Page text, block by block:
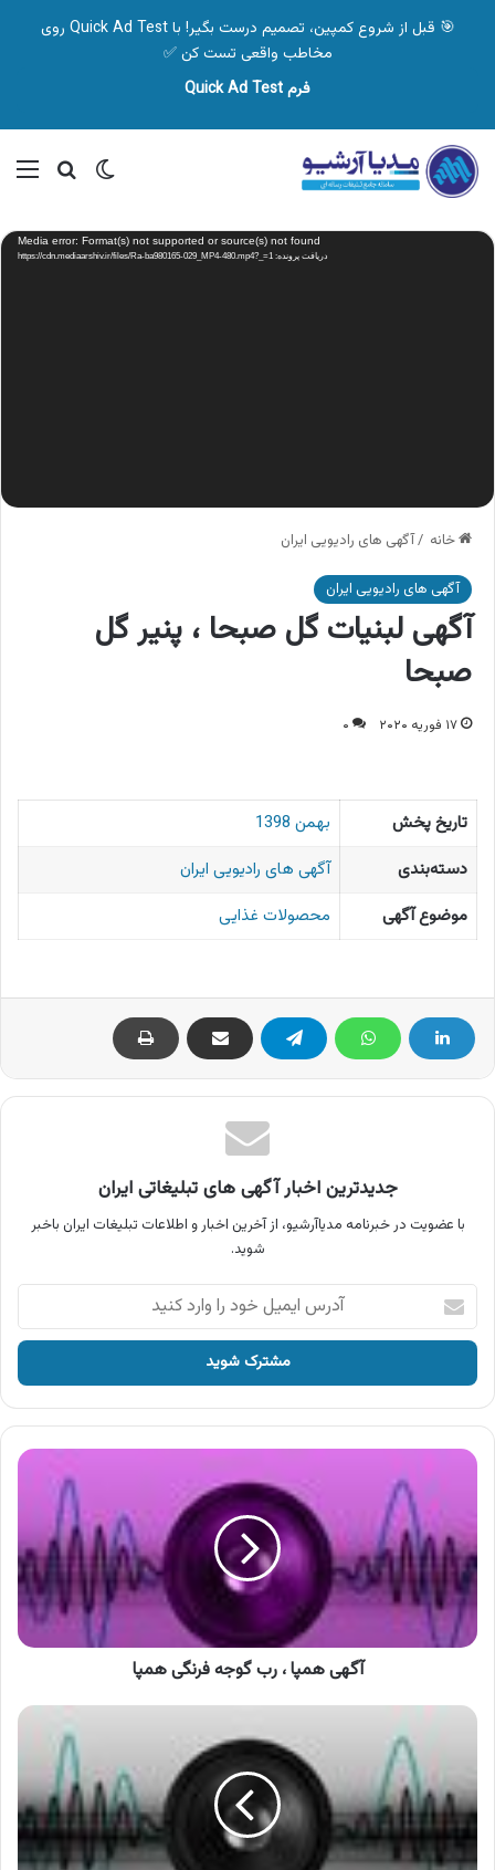
🎯 قبل از شروع کمپین، تصمیم درست بگیر! با Quick Ad Test روی
مخاطب واقعی تست کن ✅
فرم Quick Ad Test
تغییر پوسته
نمایشگر
ویدیو Media error: Format(s) not supported or source(s) not found
دریافت پرونده: https://cdn.mediaarshiv.ir/files/Ra-ba980165-029_MP4-480.mp4?_=1
خانه /آگهی های رادیویی ایران
آگهی های رادیویی ایران
آگهی لبنیات گل صبحا ، پنیر گل
صبحا
۱۷ فوریه ۲۰۲۰ ۰
تاریخ پخش
بهمن 1398
دسته‌بندی
آگهی های رادیویی ایران
موضوع آگهی
محصولات غذایی
جدیدترین اخبار آگهی های تبلیغاتی ایران
با عضویت در خبرنامه مدیاآرشیو، از آخرین اخبار و اطلاعات تبلیغات ایران باخبر
شوید.
آدرس
ایمیل
خود
وارد
کنید
آگهی
رب
گوجه
فرنگی
همپا
آگهی همپا ، رب گوجه فرنگی همپا
آگهی
کشاورز
،
سموم
کشاورزی